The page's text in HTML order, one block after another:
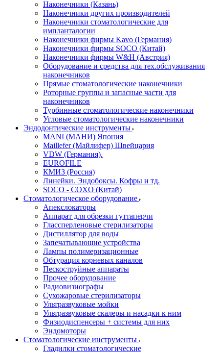
Наконечники (Казань)
Наконечники других производителей
Наконечники стоматологические для
импланталогии
Наконечники фирмы Kavo (Германия)
Наконечники фирмы SOCO (Китай)
Наконечники фирмы W&H (Австрия)
Оборудование и средства для тех.обслуживания
наконечников
Прямые стоматологические наконечники
Роторные группы и запасные части для
наконечников
Турбинные стоматологические наконечники
Угловые стоматологические наконечники
Эндодонтические инструменты
MANI (МАНИ) Япония
Maillefer (Майлифер) Швейцария
VDW (Германия).
EUROFILE
КМИЗ (Россия)
Линейки. Эндобоксы. Кофры и тд.
SOCO - COXO (Китай)
Стоматологическое оборудование
Апекслокаторы
Аппарат для обрезки гуттаперчи
Глассперленовые стерилизаторы
Дистиллятор для воды
Запечатывающие устройства
Лампы полимеризационные
Обтурация корневых каналов
Пескоструйные аппараты
Прочее оборудование
Радиовизиографы
Сухожаровые стерилизаторы
Ультразвуковые мойки
Ультразвуковые скалеры и насадки к ним
Физиодиспенсеры + системы для них
Эндомоторы
Стоматологические инструменты
Гладилки стоматологические